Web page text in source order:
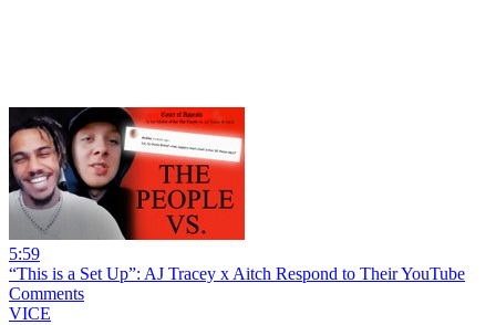
5:59
“This is a Set Up”: AJ Tracey x Aitch Respond to Their YouTube
Comments
VICE